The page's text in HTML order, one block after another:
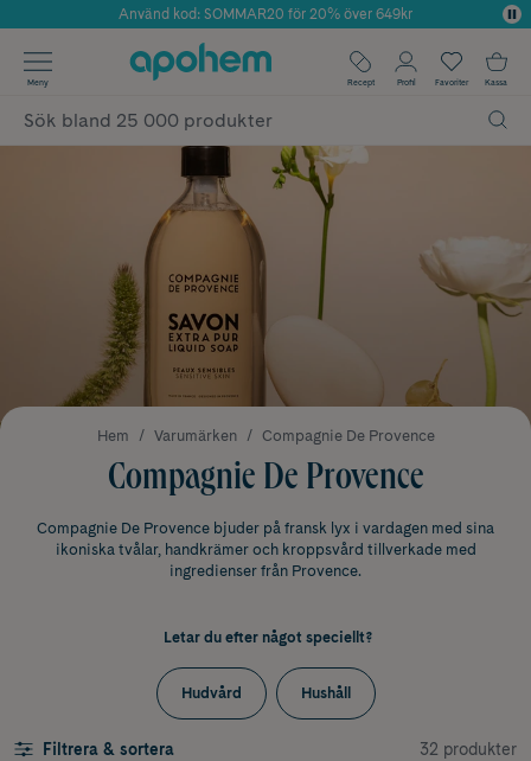
Årets Butik 2025 inom Skönhet
Använd kod: SOMMAR20 för 20% över 649kr
✓ Fri frakt
✓ Poäng på alla köp*
Meny Recept Profil Favoriter Kassa
Hem Varumärken Compagnie De Provence
Compagnie De Provence
Compagnie De Provence bjuder på fransk lyx i vardagen med sina
ikoniska tvålar, handkrämer och kroppsvård tillverkade med
ingredienser från Provence.
Letar du efter något speciellt?
Hudvård Hushåll
Filtrera & sortera 32 produkter